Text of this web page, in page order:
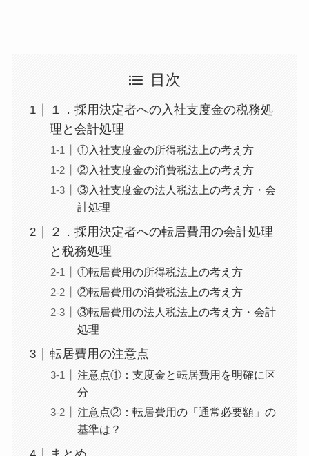
目次
１．採用決定者への入社支度金の税務処
理と会計処理
①入社支度金の所得税法上の考え方
②入社支度金の消費税法上の考え方
③入社支度金の法人税法上の考え方・会
計処理
２．採用決定者への転居費用の会計処理
と税務処理
①転居費用の所得税法上の考え方
②転居費用の消費税法上の考え方
③転居費用の法人税法上の考え方・会計
処理
転居費用の注意点
注意点①：支度金と転居費用を明確に区
分
注意点②：転居費用の「通常必要額」の
基準は？